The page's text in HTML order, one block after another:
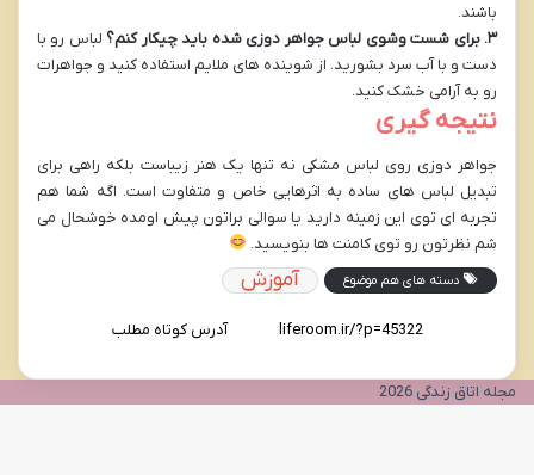
باشند.
۳.برای شست وشوی لباس جواهر دوزی شده باید چیکار کنم؟ لباس رو با
دست و با آب سرد بشورید. از شوینده های ملایم استفاده کنید و جواهرات
رو به آرامی خشک کنید.
نتیجه گیری
جواهر دوزی روی لباس مشکی نه تنها یک هنر زیباست بلکه راهی برای
تبدیل لباس های ساده به اثرهایی خاص و متفاوت است. اگه شما هم
تجربه ای توی این زمینه دارید یا سوالی براتون پیش اومده خوشحال می
شم نظرتون رو توی کامنت ها بنویسید.
دسته های هم موضوع آموزش
آدرس کوتاه مطلب
مجله اتاق زندگی 2026